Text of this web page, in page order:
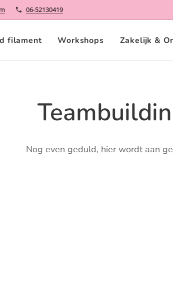
06-52130419
filament Workshops Zakelijk &
Nog even geduld, hier wordt aan